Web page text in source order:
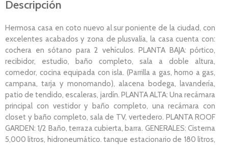
Descripción
Hermosa casa en coto nuevo al sur poniente de la ciudad, con
excelentes acabados y zona de plusvalía, la casa cuenta con:
cochera en sótano para 2 vehículos. PLANTA BAJA: pórtico,
recibidor, estudio, baño completo, sala a doble altura,
comedor, cocina equipada con isla. (Parrilla a gas, horno a gas,
campana, tarja y monomando), alacena bodega, lavandería,
patio de tendido, escaleras, jardín. PLANTA ALTA: Una recámara
principal con vestidor y baño completo, una recámara con
closet y baño completo, sala de TV, vertedero. PLANTA ROOF
GARDEN: 1/2 Baño, terraza cubierta, barra. GENERALES: Cisterna
5,000 litros, hidroneumático. tanque estacionario de 180 litros,